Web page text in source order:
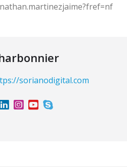
sorianodigital.com